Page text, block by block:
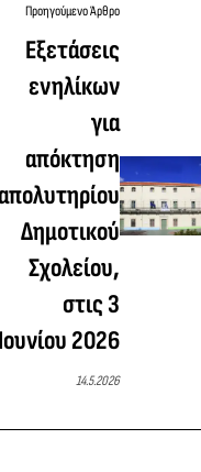
Προηγούμενο Άρθρο
Εξετάσεις
ενηλίκων
για
απόκτηση
Δημοτικού
Σχολείου,
στις 3
Ιουνίου 2026
14.5.2026